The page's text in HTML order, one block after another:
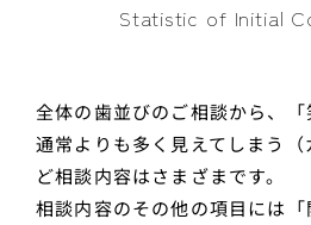
Statistic of Initial
全体の歯並びのご相談から、
通常よりも多く見えてしまう
ど相談内容はさまざまです。
相談内容のその他の項目には